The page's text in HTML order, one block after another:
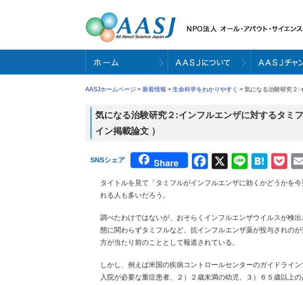
AASJホームページ > 新着情報 > 生命科学をわかりやすく > 気になる治験研究２:
気になる治験研究２:インフルエンザに対するタ
イン掲載論文 ）
SNSシェア Share Facebook
X Line
タイトルを見て「タミフルがインフルエンザに効くかどうかを
れる人も多いだろう。
調べたわけではないが、おそらくインフルエンザウイルスが検
態に関わらずタミフルなど、抗インフルエンザ薬が投与されの
方が当たり前のこととして報道されている。
しかし、例えば米国の疾病コントロールセンターのガイドライ
入院が必要な重症患者、２）２歳未満の幼児、３）６５歳以上